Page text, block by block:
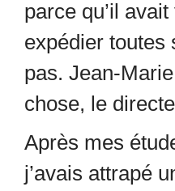
parce qu’il
expédier toutes
pas. Jean-
chose, le
Après mes
j’avais attrapé